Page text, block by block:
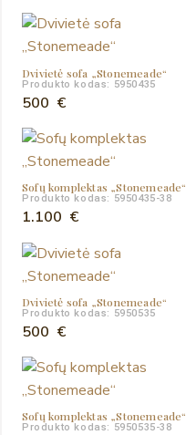
Dvivietė sofa „Stonemeade“
Produkto kodas: 5950435
500 €
Sofų komplektas „Stonemeade“
Produkto kodas: 5950435-38
1.100 €
Dvivietė sofa „Stonemeade“
Produkto kodas: 5950535
500 €
Sofų komplektas „Stonemeade“
Produkto kodas: 5950535-38